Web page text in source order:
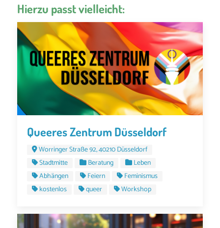
Hierzu passt vielleicht:
Queeres Zentrum Düsseldorf
Worringer Straße 92, 40210 Düsseldorf
Stadtmitte
Beratung
Leben
Abhängen
Feiern
Feminismus
kostenlos
queer Workshop